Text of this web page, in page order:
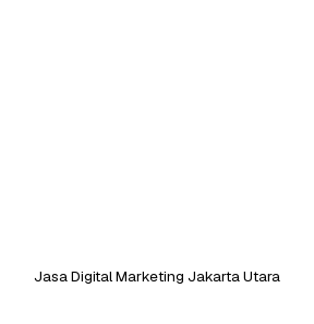
Jasa Digital Marketing Jakarta Utara